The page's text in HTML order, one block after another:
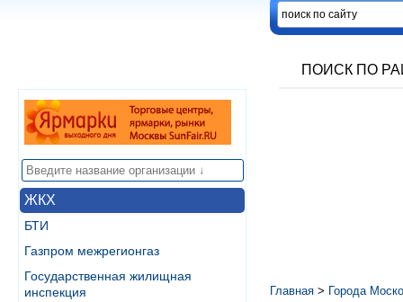
ПОИСК ПО
ЖКХ
БТИ
Газпром межрегионгаз
Государственная жилищная
инспекция
Главная > Города